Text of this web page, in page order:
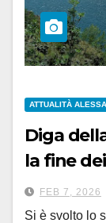
ATTUALITÀ
Diga
la fine
FEB 7, 2026
Si è svolto lo